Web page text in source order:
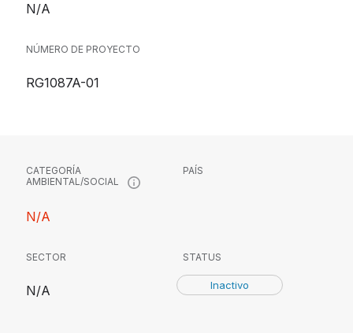
N/A
NÚMERO DE PROYECTO
RG1087A-01
CATEGORÍA
AMBIENTAL/SOCIAL
N/A
PAÍS
SECTOR
N/A
STATUS
Inactivo